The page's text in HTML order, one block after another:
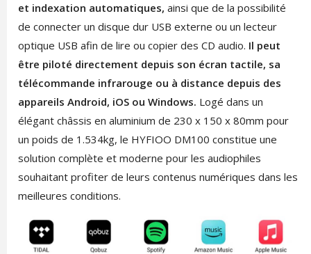
et indexation automatiques, ainsi que de la possibilité
de connecter un disque dur USB externe ou un lecteur
optique USB afin de lire ou copier des CD audio. Il peut
être piloté directement depuis son écran tactile, sa
télécommande infrarouge ou à distance depuis des
appareils Android, iOS ou Windows. Logé dans un
élégant châssis en aluminium de 230 x 150 x 80mm pour
un poids de 1.534kg, le HYFIOO DM100 constitue une
solution complète et moderne pour les audiophiles
souhaitant profiter de leurs contenus numériques dans les
meilleures conditions.